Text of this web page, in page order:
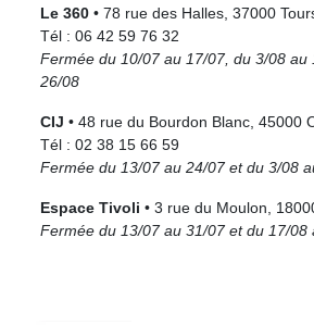
Le 360 • 78 rue des Halles, 37000
Tél : 06 42 59 76 32
Fermée du 10/07 au 17/07, du 3/08 au
26/08
CIJ • 48 rue du Bourdon Blanc, 45000
Tél : 02 38 15 66 59
Fermée du 13/07 au 24/07 et du 3/08
Espace Tivoli • 3 rue du Moulon,
Fermée du 13/07 au 31/07 et du 17/08